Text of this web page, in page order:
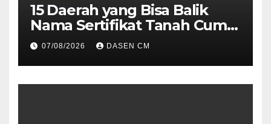
15 Daerah yang Bisa Balik
Nama Sertifikat Tanah Cuma
10 Hari, Cek Syarat dan
Caranya
07/08/2026 DASEN CM